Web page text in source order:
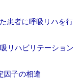
患者に呼吸リハを行
リハビリテーション
因子の相違